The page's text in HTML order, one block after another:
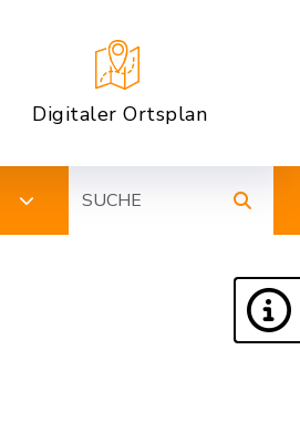
Digitaler Ortsplan